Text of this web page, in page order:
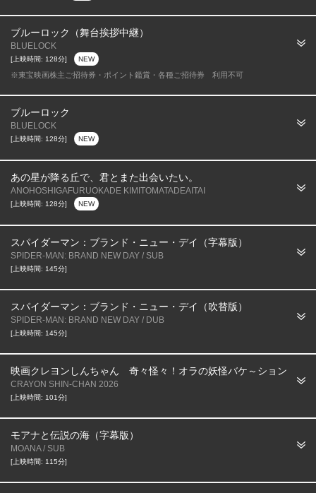
ブルーロック（舞台挨拶中継）
BLUELOCK
[上映時間: 128分] NEW
※東宝映画株主ご招待券・ポイント鑑賞・各種ご招待券 利用不可
ブルーロック
BLUELOCK
[上映時間: 128分] NEW
あの星が降る丘で、君とまた出会いたい。
ANOHOSHIGAFURUOKADE KIMITOMATADEAITAI
[上映時間: 128分] NEW
スパイダーマン：ブランド・ニュー・デイ（字幕版）
SPIDER-MAN: BRAND NEW DAY / SUB
[上映時間: 145分]
スパイダーマン：ブランド・ニュー・デイ（吹替版）
SPIDER-MAN: BRAND NEW DAY / DUB
[上映時間: 145分]
映画クレヨンしんちゃん 奇々怪々！オラの妖怪バケ～ション
CRAYON SHIN-CHAN 2026
[上映時間: 101分]
モアナと伝説の海（字幕版）
MOANA / SUB
[上映時間: 115分]